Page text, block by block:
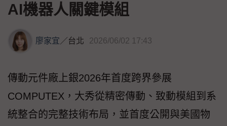
AI機器人關鍵模組
廖家宜 ／台北 2026/06/02 17:43
傳動元件廠上銀2026年首度跨界參展
COMPUTEX，大秀從精密傳動、致動模組到系
統整合的完整技術布局，並首度公開與美國物